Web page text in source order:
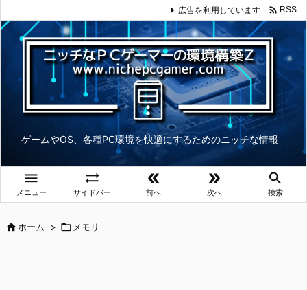
ゲームやOS、各種PC環境を快適にするためのニッチな情報

メニュー

サイドバー

前へ

次へ

検索
広告を利用しています  RSS
ホーム >  メモリ